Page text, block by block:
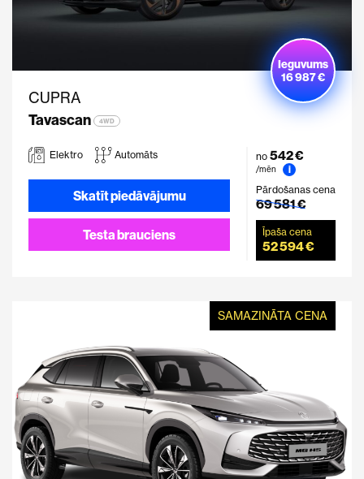
CUPRA
Tavascan
4WD
Ieguvums
16 987 €
Elektro Automāts
Skatīt piedāvājumu
Testa brauciens
no 542 €
/mēn
i
Pārdošanas cena
69 581 €
Īpaša cena
52 594 €
SAMAZINĀTA CENA